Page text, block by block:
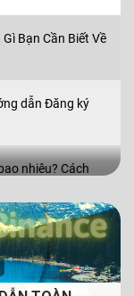
Bạn Cần Biết Về
dẫn Đăng ký
nhiêu? Cách
coin bằng VND